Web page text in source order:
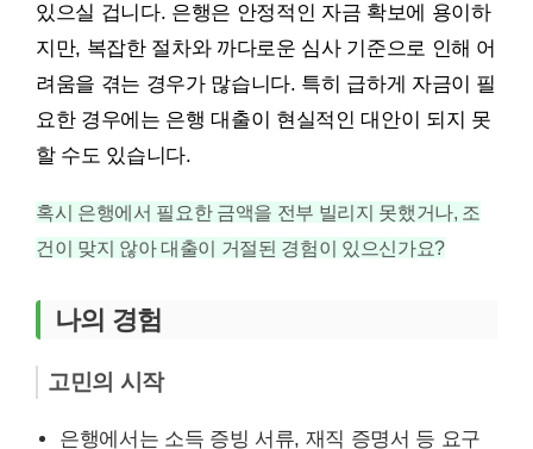
있으실 겁니다. 은행은 안정적인 자금 확보에 용이하
지만, 복잡한 절차와 까다로운 심사 기준으로 인해 어
려움을 겪는 경우가 많습니다. 특히 급하게 자금이 필
요한 경우에는 은행 대출이 현실적인 대안이 되지 못
할 수도 있습니다.
혹시 은행에서 필요한 금액을 전부 빌리지 못했거나, 조
건이 맞지 않아 대출이 거절된 경험이 있으신가요?
나의 경험
고민의 시작
은행에서는 소득 증빙 서류, 재직 증명서 등 요구